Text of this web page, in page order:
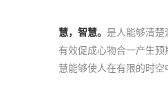
慧，智慧。 是人能够清楚
有效促成心物合一产生
慧能够使人在有限的时空